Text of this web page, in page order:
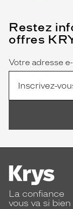
Restez
offres
Name
Votre adresse
(Ce
champ
est
obligatoire)
La confiance
vous va si bien